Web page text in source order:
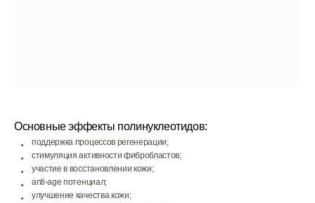
Основные эффекты полинуклеотидов:
поддержка процессов регенерации;
стимуляция активности фибробластов;
участие в восстановлении кожи;
anti-age потенциал;
улучшение качества кожи;